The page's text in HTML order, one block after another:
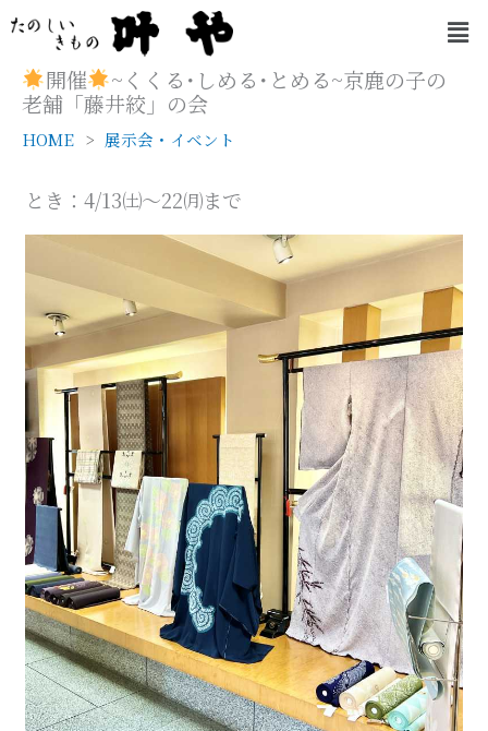
容
メ
ニ
ュ
ー
開催
~くくる･しめる･とめる~京鹿の子の
老舗「藤井絞」の会
HOME 展示会・イベント
とき：4/13㈯～22㈪まで